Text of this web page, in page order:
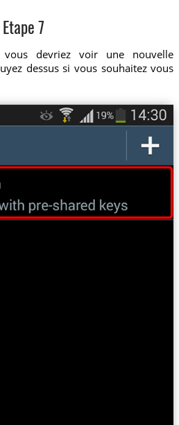
Etape 7
devriez voir une nouvelle
dessus si vous souhaitez vous